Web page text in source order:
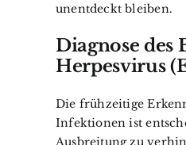
unentdeckt bleiben.
Diagnose des
Herpesvirus
Die frühzeitige
Infektionen ist
Ausbreitung zu